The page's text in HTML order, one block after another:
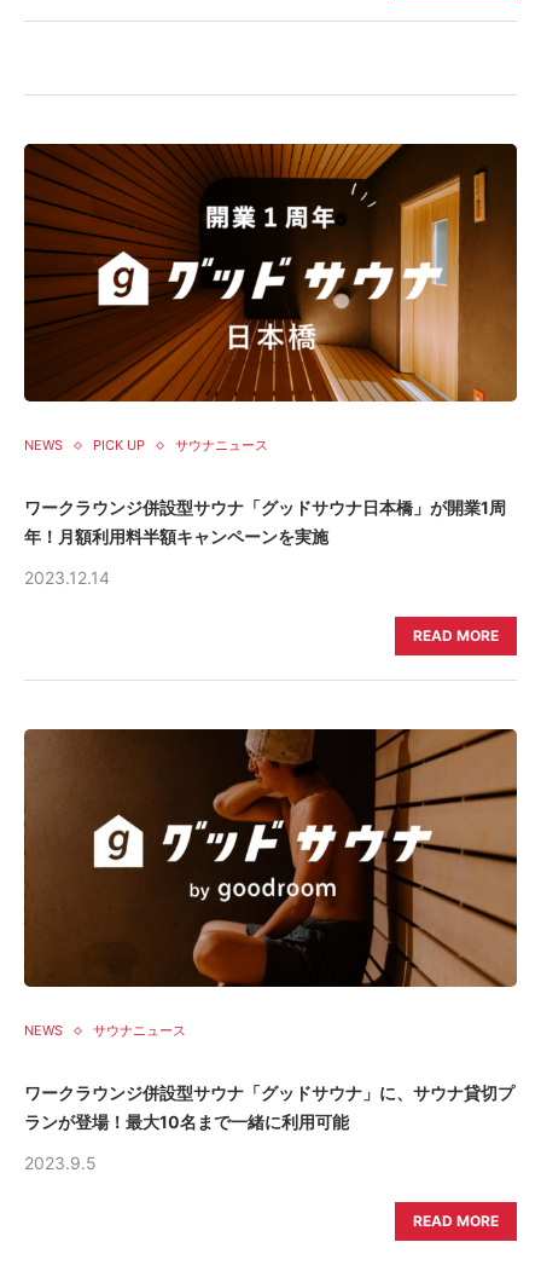
NEWS PICK UP サウナニュース
ワークラウンジ併設型サウナ「グッドサウナ日本橋」が開業1周
年！月額利用料半額キャンペーンを実施
2023.12.14
READ MORE
NEWS サウナニュース
ワークラウンジ併設型サウナ「グッドサウナ」に、サウナ貸切プ
ランが登場！最大10名まで一緒に利用可能
2023.9.5
READ MORE